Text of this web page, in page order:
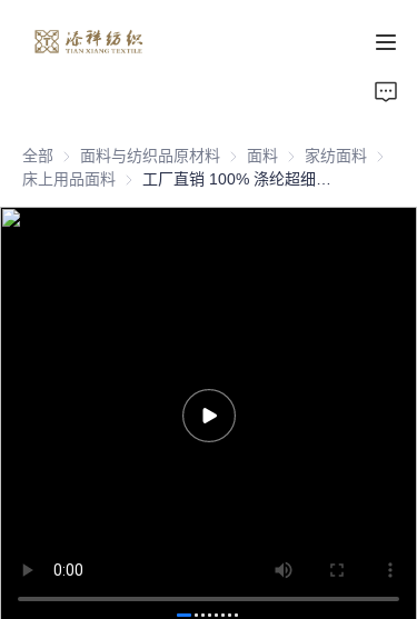
全部 面料与纺织品原材料 面料与纺织品原材料
面料 面料家纺面料 家纺面
床上用品面料 床上用品面料
关于我们